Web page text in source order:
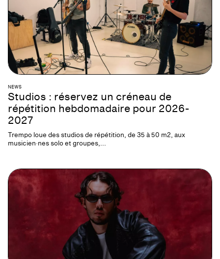
NEWS
Studios : réservez un créneau de
répétition hebdomadaire pour 2026-
2027
Trempo loue des studios de répétition, de 35 à 50 m2, aux
musicien·nes solo et groupes,...